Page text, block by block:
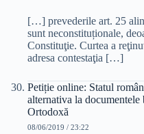
[…] prevederile art. 25
sunt neconstituționale,
Constituţie. Curtea a
adresa contestaţia […]
Petiție online: Statul
alternativa la
Ortodoxă
08/06/2019 / 23:22